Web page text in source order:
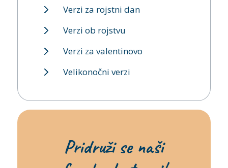
Verzi za rojstni dan
Verzi ob rojstvu
Verzi za valentinovo
Velikonočni verzi
Pridruži se naši